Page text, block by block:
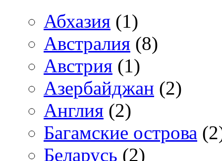
Абхазия (1)
Австралия (8)
Австрия (1)
Азербайджан (2)
Англия (2)
Багамские острова
Беларусь (2)